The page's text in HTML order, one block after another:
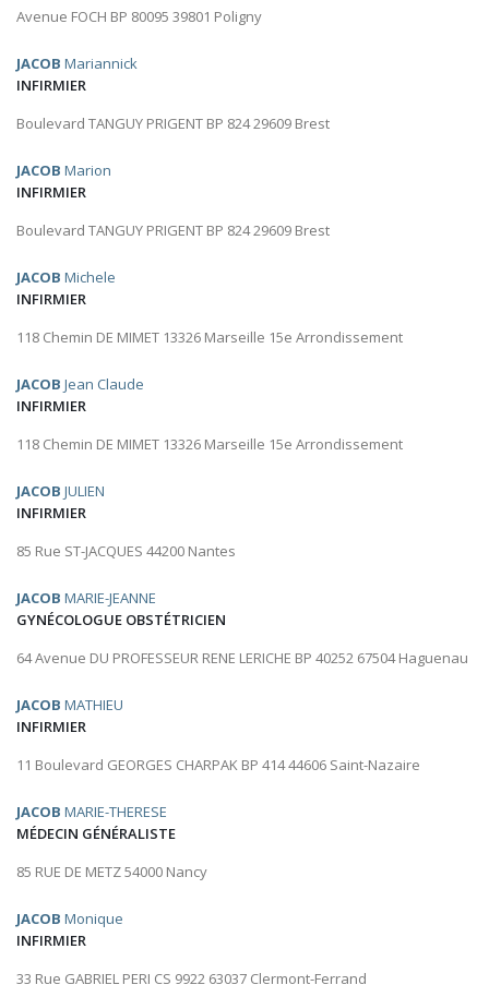
Avenue FOCH BP 80095 39801 Poligny
JACOB Mariannick
INFIRMIER
Boulevard TANGUY PRIGENT BP 824 29609 Brest
JACOB Marion
INFIRMIER
Boulevard TANGUY PRIGENT BP 824 29609 Brest
JACOB Michele
INFIRMIER
118 Chemin DE MIMET 13326 Marseille 15e Arrondissement
JACOB Jean Claude
INFIRMIER
118 Chemin DE MIMET 13326 Marseille 15e Arrondissement
JACOB JULIEN
INFIRMIER
85 Rue ST-JACQUES 44200 Nantes
JACOB MARIE-JEANNE
GYNÉCOLOGUE OBSTÉTRICIEN
64 Avenue DU PROFESSEUR RENE LERICHE BP 40252 67504 Haguenau
JACOB MATHIEU
INFIRMIER
11 Boulevard GEORGES CHARPAK BP 414 44606 Saint-Nazaire
JACOB MARIE-THERESE
MÉDECIN GÉNÉRALISTE
85 RUE DE METZ 54000 Nancy
JACOB Monique
INFIRMIER
33 Rue GABRIEL PERI CS 9922 63037 Clermont-Ferrand